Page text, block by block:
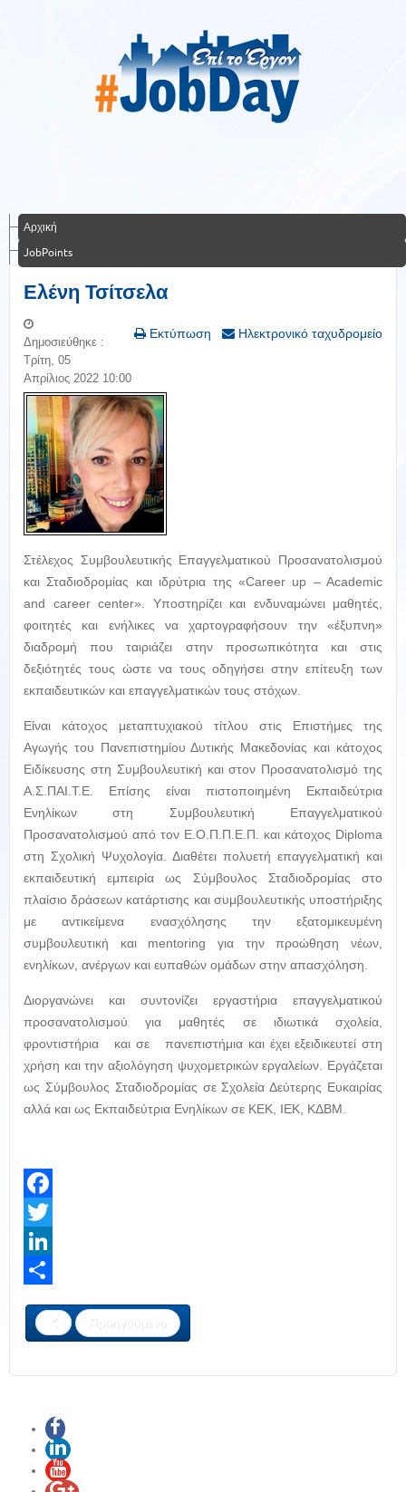
Αρχική
JobPoints
Ελένη Τσίτσελα
Εκτύπωση Ηλεκτρονικό ταχυδρομείο
Δημοσιεύθηκε :
Τρίτη, 05
Απρίλιος 2022 10:00
Στέλεχος Συμβουλευτικής Επαγγελματικού Προσανατολισμού
και Σταδιοδρομίας και ιδρύτρια της «Career up – Academic
and career center». Υποστηρίζει και ενδυναμώνει μαθητές,
φοιτητές και ενήλικες να χαρτογραφήσουν την «έξυπνη»
διαδρομή που ταιριάζει στην προσωπικότητα και στις
δεξιότητές τους ώστε να τους οδηγήσει στην επίτευξη των
εκπαιδευτικών και επαγγελματικών τους στόχων.
Είναι κάτοχος μεταπτυχιακού τίτλου στις Επιστήμες της
Αγωγής του Πανεπιστημίου Δυτικής Μακεδονίας και κάτοχος
Ειδίκευσης στη Συμβουλευτική και στον Προσανατολισμό της
Α.Σ.ΠΑΙ.Τ.Ε. Επίσης είναι πιστοποιημένη Εκπαιδεύτρια
Ενηλίκων στη Συμβουλευτική Επαγγελματικού
Προσανατολισμού από τον Ε.Ο.Π.Π.Ε.Π. και κάτοχος Diploma
στη Σχολική Ψυχολογία. Διαθέτει πολυετή επαγγελματική και
εκπαιδευτική εμπειρία ως Σύμβουλος Σταδιοδρομίας στο
πλαίσιο δράσεων κατάρτισης και συμβουλευτικής υποστήριξης
με αντικείμενα ενασχόλησης την εξατομικευμένη
συμβουλευτική και mentoring για την προώθηση νέων,
ενηλίκων, ανέργων και ευπαθών ομάδων στην απασχόληση.
Διοργανώνει και συντονίζει εργαστήρια επαγγελματικού
προσανατολισμού για μαθητές σε ιδιωτικά σχολεία,
φροντιστήρια και σε πανεπιστήμια και έχει εξειδικευτεί στη
χρήση και την αξιολόγηση ψυχομετρικών εργαλείων. Εργάζεται
ως Σύμβουλος Σταδιοδρομίας σε Σχολεία Δεύτερης Ευκαιρίας
αλλά και ως Εκπαιδεύτρια Ενηλίκων σε ΚΕΚ, ΙΕΚ, ΚΔΒΜ.
Facebook
Twitter
LinkedIn
Προηγούμενο